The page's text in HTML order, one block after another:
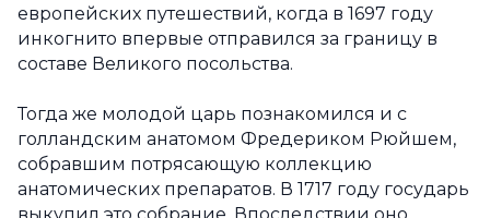
европейских путешествий, когда в 1697 году
инкогнито впервые отправился за границу в
составе Великого посольства.
Тогда же молодой царь познакомился и с
голландским анатомом Фредериком Рюйшем,
собравшим потрясающую коллекцию
анатомических препаратов. В 1717 году государь